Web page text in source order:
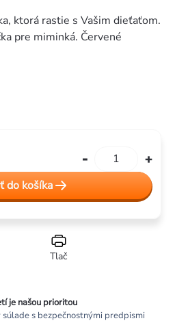
ktorá rastie s Vašim dieťaťom.
pre miminká. Červené
Tlač
do košíka
je našou prioritou
s bezpečnostnými predpismi